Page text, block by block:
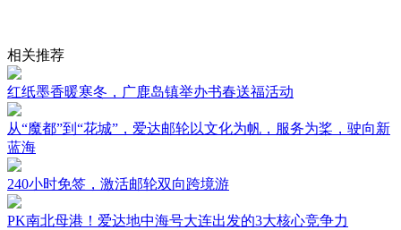
相关推荐
红纸墨香暖寒冬，广鹿岛镇举办书春送福活动
从“魔都”到“花城”，爱达邮轮以文化为帆，服务为桨，驶向新
蓝海
240小时免签，激活邮轮双向跨境游
PK南北母港！爱达地中海号大连出发的3大核心竞争力